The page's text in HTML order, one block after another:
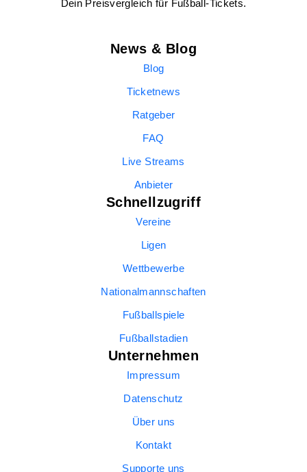
Dein Preisvergleich für Fußball-Tickets.
News & Blog
Blog
Ticketnews
Ratgeber
FAQ
Live Streams
Anbieter
Schnellzugriff
Vereine
Ligen
Wettbewerbe
Nationalmannschaften
Fußballspiele
Fußballstadien
Unternehmen
Impressum
Datenschutz
Über uns
Kontakt
Supporte uns